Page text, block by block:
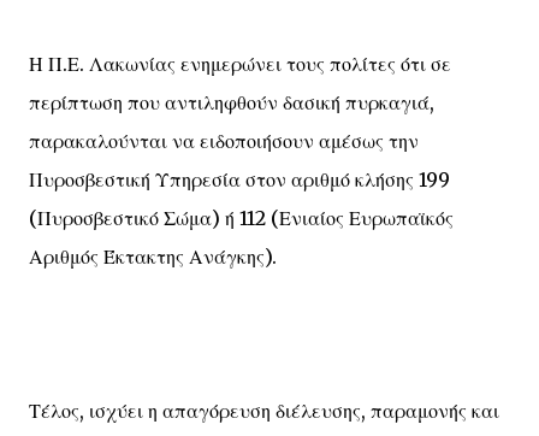
Η Π.Ε. Λακωνίας ενημερώνει τους πολίτες ότι σε
περίπτωση που αντιληφθούν δασική πυρκαγιά,
παρακαλούνται να ειδοποιήσουν αμέσως την
Πυροσβεστική Υπηρεσία στον αριθμό κλήσης 199
(Πυροσβεστικό Σώμα) ή 112 (Ενιαίος Ευρωπαϊκός
Αριθμός Έκτακτης Ανάγκης).
Τέλος, ισχύει η απαγόρευση διέλευσης, παραμονής και